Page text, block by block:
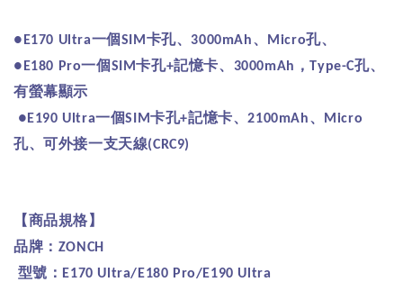
●E170 Ultra一個SIM 卡孔、3000mAh、 Micro孔、
●E180 Pro一個SIM卡孔+記憶卡、 3000mAh ，Type-C孔、
有螢幕顯示
●E190 Ultra一個SIM卡孔+記憶卡、2100mAh、 Micro
孔、可外接一支天線(CRC9)
【商品規格】
品牌： ZONCH
型號： E170 Ultra/E180 Pro/E190 Ultra